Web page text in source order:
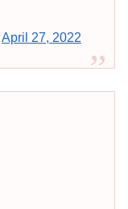
April 27, 2022